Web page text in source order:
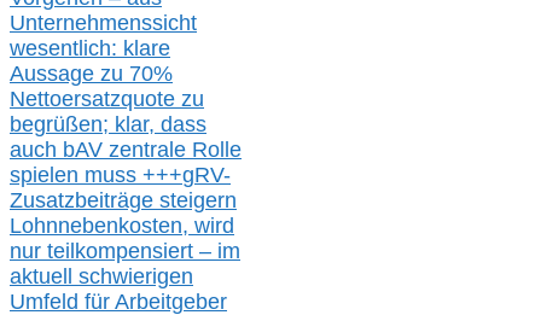
Unternehmenssicht
wesentlich: klare
Aussage zu 70%
Nettoersatzquote zu
begrüßen; klar, dass
auch bAV zentrale Rolle
spielen muss +++gRV-
Zusatzbeiträge steigern
Lohnnebenkosten, wird
nur teilkompensiert – im
aktuell schwierigen
Umfeld für Arbeitgeber